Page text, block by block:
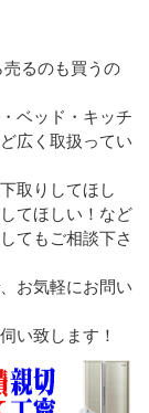
るのも買うの
ベッド・キッチ
広く取扱ってい
取りしてほし
てほしい！など
てもご相談下さ
お気軽にお問い
い致します！